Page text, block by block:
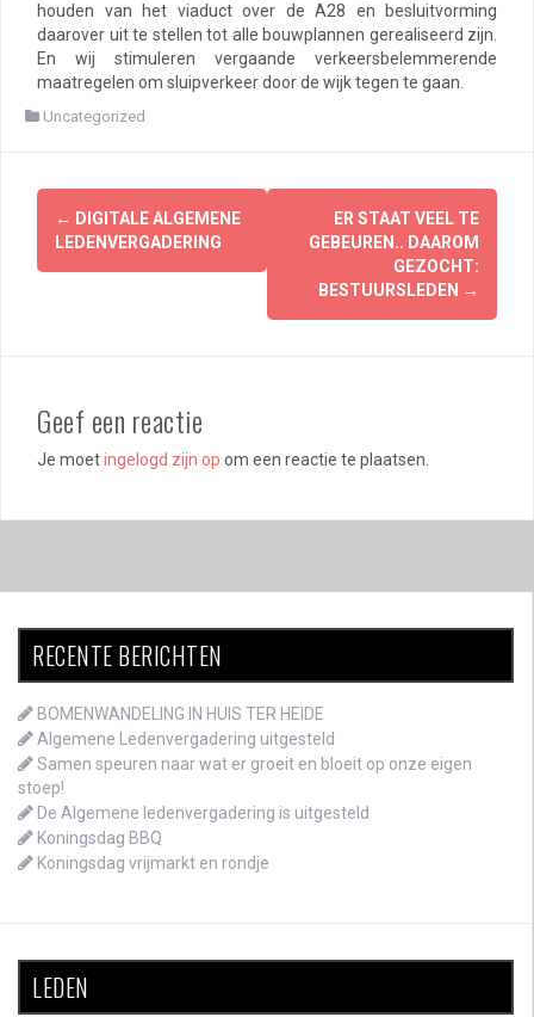
houden van het viaduct over de A28 en besluitvorming
daarover uit te stellen tot alle bouwplannen gerealiseerd zijn.
En wij stimuleren vergaande verkeersbelemmerende
maatregelen om sluipverkeer door de wijk tegen te gaan.
Uncategorized
Berichtnavigatie
← DIGITALE ALGEMENE
LEDENVERGADERING
ER STAAT VEEL TE
GEBEUREN.. DAAROM
GEZOCHT:
BESTUURSLEDEN →
Geef een reactie
Je moetingelogd zijn op om een reactie te plaatsen.
RECENTE BERICHTEN
BOMENWANDELING IN HUIS TER HEIDE
Algemene Ledenvergadering uitgesteld
Samen speuren naar wat er groeit en bloeit op onze eigen
stoep!
De Algemene ledenvergadering is uitgesteld
Koningsdag BBQ
Koningsdag vrijmarkt en rondje
LEDEN